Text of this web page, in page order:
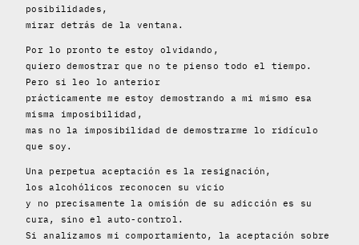
posibilidades,
mirar detrás de la ventana.
Por lo pronto te estoy olvidando,
quiero demostrar que no te pienso todo el tiempo.
Pero si leo lo anterior
prácticamente me estoy demostrando a mi mismo esa
misma imposibilidad,
mas no la imposibilidad de demostrarme lo ridículo
que soy.
Una perpetua aceptación es la resignación,
los alcohólicos reconocen su vicio
y no precisamente la omisión de su adicción es su
cura, sino el auto-control.
Si analizamos mi comportamiento, la aceptación sobre